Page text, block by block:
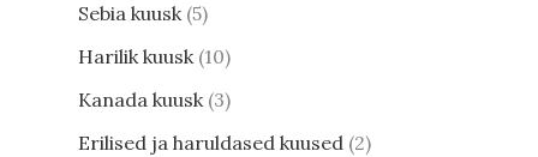
Sebia kuusk 5
Harilik kuusk 10
Kanada kuusk 3
Erilised ja haruldased kuused 2